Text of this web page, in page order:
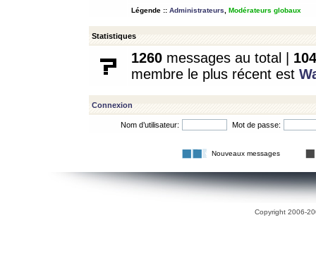
Légende :: Administrateurs Modérateurs globaux
Statistiques
1260 messages au total | 104
membre le plus récent est
Connexion
Nom d’utilisateur: Mot de passe:
Nouveaux messages
Copyright 2006-